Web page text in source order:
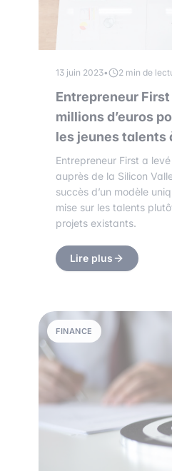
13 juin 2023• 2 min de
Entrepreneur
millions d’euros
les jeunes talents
Entrepreneur First a levé
auprès de la Silicon
succès d’un modèle
mise sur les talents
projets existants.
Lire plus
FINANCE